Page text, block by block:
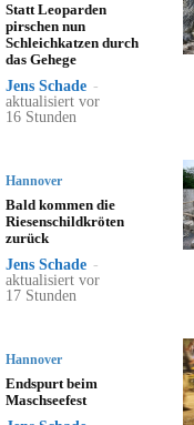
Statt Leoparden
pirschen nun
Schleichkatzen durch
das Gehege
Jens Schade -
aktualisiert vor
16 Stunden
Hannover
Bald kommen die
Riesenschildkröten
zurück
Jens Schade -
aktualisiert vor
17 Stunden
Hannover
Endspurt beim
Maschseefest